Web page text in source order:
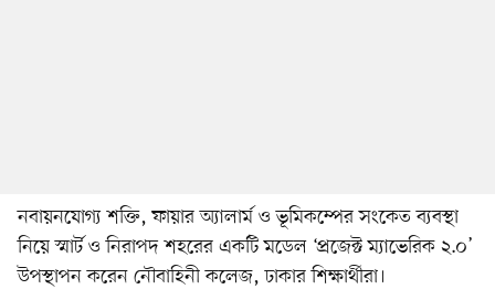
নবায়নযোগ্য শক্তি, ফায়ার অ্যালার্ম ও ভূমিকম্পের সংকেত ব্যবস্থা
নিয়ে স্মার্ট ও নিরাপদ শহরের একটি মডেল ‘প্রজেক্ট ম্যাভেরিক ২.০’
উপস্থাপন করেন নৌবাহিনী কলেজ, ঢাকার শিক্ষার্থীরা।